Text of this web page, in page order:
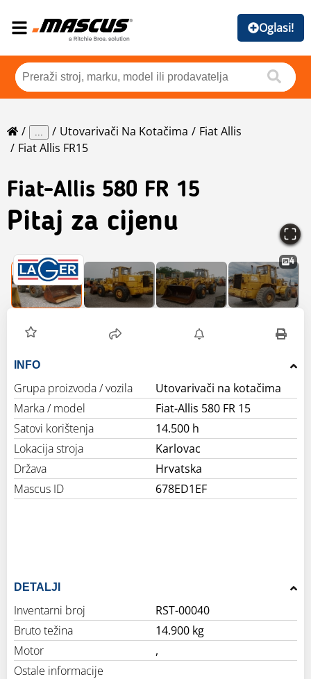
Oglasi!
... Utovarivači Na Kotačima
Fiat Allis
Fiat Allis FR15
Fiat-Allis 580 FR 15
Pitaj za cijenu
4
INFO
Grupa proizvoda / vozila
Utovarivači na kotačima
Marka / model
Fiat-Allis 580 FR 15
Satovi korištenja
14.500 h
Lokacija stroja
Karlovac
Država
Hrvatska
Mascus ID
678ED1EF
DETALJI
Inventarni broj
RST-00040
Bruto težina
14.900 kg
Motor
,
Ostale informacije